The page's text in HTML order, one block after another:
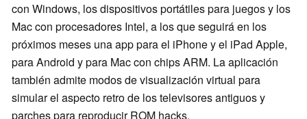
con Windows, los dispositivos portátiles para juegos y los
Mac con procesadores Intel, a los que seguirá en los
próximos meses una app para el iPhone y el iPad Apple,
para Android y para Mac con chips ARM. La aplicación
también admite modos de visualización virtual para
simular el aspecto retro de los televisores antiguos y
parches para reproducir ROM hacks.